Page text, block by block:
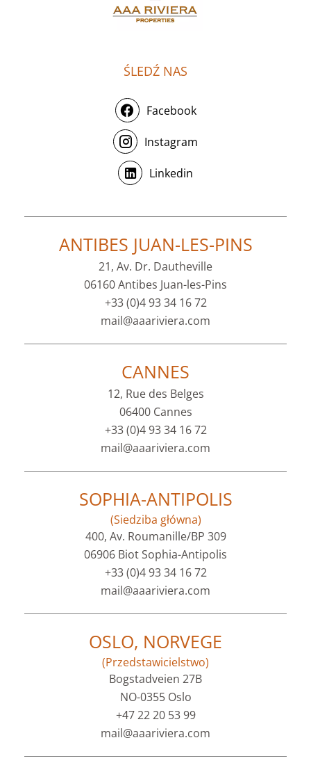
ŚLEDŹ NAS
Facebook
Instagram
Linkedin
ANTIBES JUAN-LES-PINS
21, Av. Dr. Dautheville
06160 Antibes Juan-les-Pins
+33 (0)4 93 34 16 72
mail@aaariviera.com
CANNES
12, Rue des Belges
06400 Cannes
+33 (0)4 93 34 16 72
mail@aaariviera.com
SOPHIA-ANTIPOLIS
(Siedziba główna)
400, Av. Roumanille/BP 309
06906 Biot Sophia-Antipolis
+33 (0)4 93 34 16 72
mail@aaariviera.com
OSLO, NORVEGE
(Przedstawicielstwo)
Bogstadveien 27B
NO-0355 Oslo
+47 22 20 53 99
mail@aaariviera.com